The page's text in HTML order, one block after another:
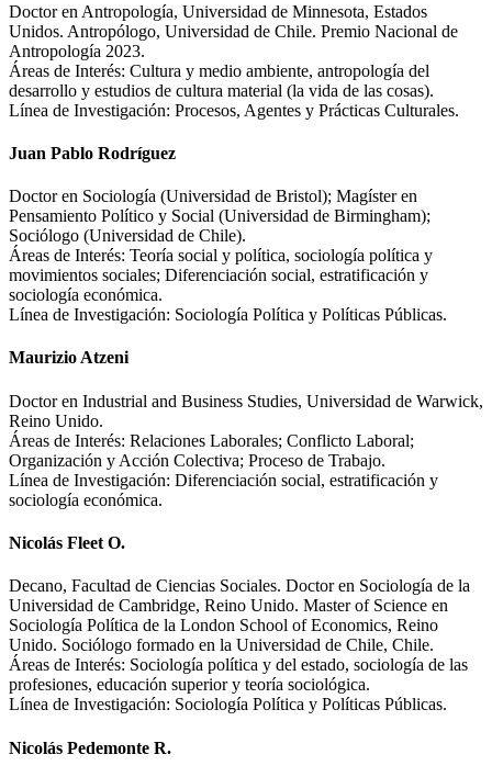
Doctor en Antropología, Universidad de Minnesota, Estados
Unidos. Antropólogo, Universidad de Chile. Premio Nacional de
Antropología 2023.
Áreas de Interés: Cultura y medio ambiente, antropología del
desarrollo y estudios de cultura material (la vida de las cosas).
Línea de Investigación: Procesos, Agentes y Prácticas Culturales.
Juan Pablo Rodríguez
Doctor en Sociología (Universidad de Bristol); Magíster en
Pensamiento Político y Social (Universidad de Birmingham);
Sociólogo (Universidad de Chile).
Áreas de Interés: Teoría social y política, sociología política y
movimientos sociales; Diferenciación social, estratificación y
sociología económica.
Línea de Investigación: Sociología Política y Políticas Públicas.
Maurizio Atzeni
Doctor en Industrial and Business Studies, Universidad de Warwick,
Reino Unido.
Áreas de Interés: Relaciones Laborales; Conflicto Laboral;
Organización y Acción Colectiva; Proceso de Trabajo.
Línea de Investigación: Diferenciación social, estratificación y
sociología económica.
Nicolás Fleet O.
Decano, Facultad de Ciencias Sociales. Doctor en Sociología de la
Universidad de Cambridge, Reino Unido. Master of Science en
Sociología Política de la London School of Economics, Reino
Unido. Sociólogo formado en la Universidad de Chile, Chile.
Áreas de Interés: Sociología política y del estado, sociología de las
profesiones, educación superior y teoría sociológica.
Línea de Investigación: Sociología Política y Políticas Públicas.
Nicolás Pedemonte R.